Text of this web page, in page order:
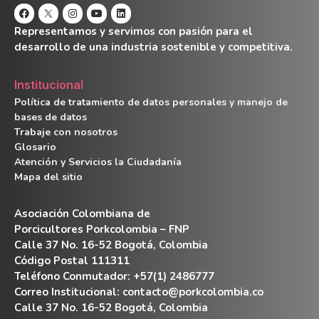
Representamos y servimos con pasión para el
desarrollo de una industria sostenible y competitiva.
Institucional
Política de tratamiento de datos personales y manejo de
bases de datos
Trabaje con nosotros
Glosario
Atención y Servicios la Ciudadanía
Mapa del sitio
Asociación Colombiana de
Porcicultores Porkcolombia – FNP
Calle 37 No. 16-52 Bogotá, Colombia
Código Postal 111311
Teléfono Conmutador: +57(1) 2486777
Correo Institucional: contacto@porkcolombia.co
Calle 37 No. 16-52 Bogotá, Colombia